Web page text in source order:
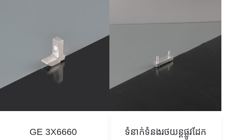
GE 3X6660 ទំនាក់ទំនងរថយន្តផ្លូវដែក